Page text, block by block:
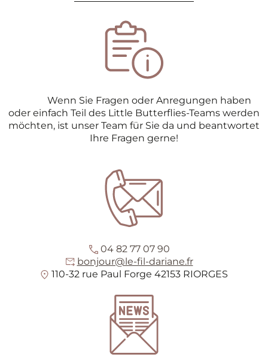
Wenn Sie Fragen oder Anregungen haben
oder einfach Teil des Little Butterflies-Teams werden
möchten, ist unser Team für Sie da und beantwortet
Ihre Fragen gerne!
04 82 77 07 90
bonjour@le-fil-dariane.fr
110-32 rue Paul Forge 42153 RIORGES